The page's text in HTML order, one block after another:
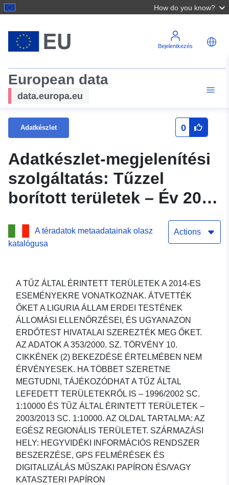
How do you know?
Bejelentkezés
European data
data.europa.eu
Adatkészlet 0
Adatkészlet-megjelenítési
szolgáltatás: Tűzzel
borított területek – Év 2014
A téradatok metaadatainak olasz
katalógusa
Actions
A TŰZ ÁLTAL ÉRINTETT TERÜLETEK A 2014-ES
ESEMÉNYEKRE VONATKOZNAK. ÁTVETTÉK
ŐKET A LIGURIA ÁLLAM ERDEI TESTÉNEK
ÁLLOMÁSI ELLENŐRZÉSEI, ÉS UGYANAZON
ERDŐTEST HIVATALAI SZEREZTÉK MEG ŐKET.
AZ ADATOK A 353/2000. SZ. TÖRVÉNY 10.
CIKKÉNEK (2) BEKEZDÉSE ÉRTELMÉBEN NEM
ÉRVÉNYESEK. HA TÖBBET SZERETNE
MEGTUDNI, TÁJÉKOZÓDHAT A TŰZ ÁLTAL
LEFEDETT TERÜLETEKRŐL IS – 1996/2002 SC.
1:10000 ÉS TŰZ ÁLTAL ÉRINTETT TERÜLETEK –
2003/2013 SC. 1:10000. AZ OLDAL TARTALMA: AZ
EGÉSZ REGIONÁLIS TERÜLETET. SZÁRMAZÁSI
HELY: HEGYVIDÉKI INFORMÁCIÓS RENDSZER
BESZERZÉSE, GPS FELMÉRÉSEK ÉS
DIGITALIZÁLÁS MŰSZAKI PAPÍRON ÉS/VAGY
KATASZTERI PAPÍRON